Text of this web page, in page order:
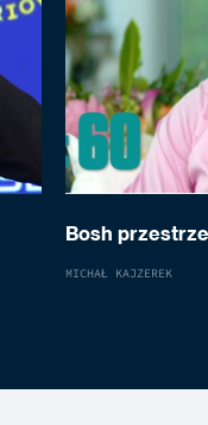
Bosh
MICHAŁ KAJZEREK